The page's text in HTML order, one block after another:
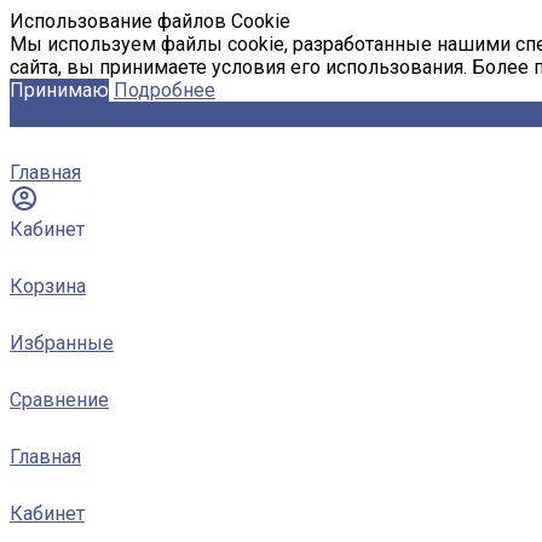
Использование файлов Cookie
Мы используем файлы cookie, разработанные нашими
сайта, вы принимаете условия его использования.
Принимаю Подробнее
Главная
Кабинет
Корзина
Избранные
Сравнение
Главная
Кабинет